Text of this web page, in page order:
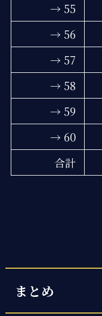
→ 55
→ 56
→ 57
→ 58
→ 59
→ 60
合計
まとめ